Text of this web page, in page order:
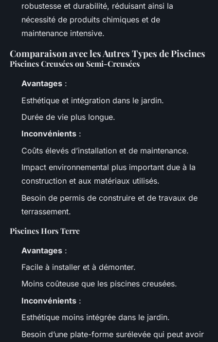
robustesse et durabilité, réduisant ainsi la
nécessité de produits chimiques et de
maintenance intensive.
Comparaison avec les Autres Types de Piscines
Piscines Creusées ou Semi-Creusées
Avantages :
Esthétique et intégration dans le jardin.
Durée de vie plus longue.
Inconvénients :
Coûts élevés d’installation et de maintenance.
Impact environnemental plus important due à la
construction et aux matériaux utilisés.
Besoin de permis de construire et de travaux de
terrassement.
Piscines Hors Terre
Avantages :
Facile à installer et à démonter.
Moins coûteuse que les piscines creusées.
Inconvénients :
Esthétique moins intégrée dans le jardin.
Besoin d’une plate-forme surélevée qui peut avoir